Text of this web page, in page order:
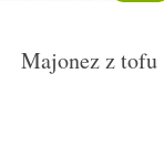
Majonez z tofu